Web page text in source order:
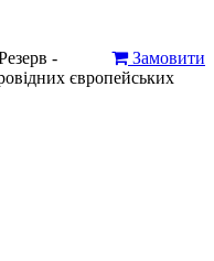
Замовити
-
європейських